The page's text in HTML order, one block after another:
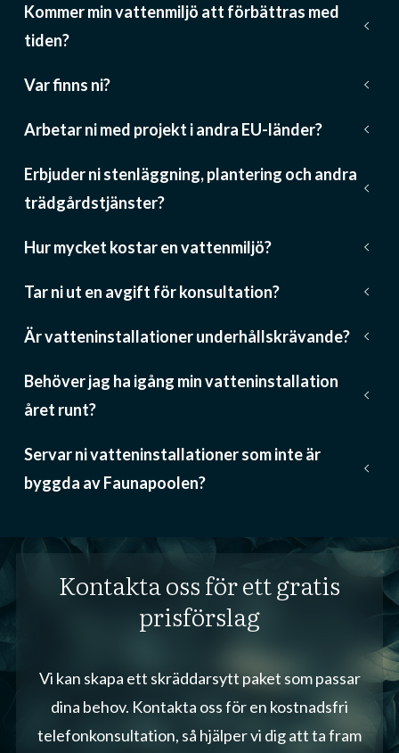
Kommer min vattenmiljö att förbättras med
tiden?
keyboard_arrow_down
Var finns ni? keyboard_arrow_down
Arbetar ni med projekt i andra EU-länder? keyboard_arrow_down
Erbjuder ni stenläggning, plantering och andra
trädgårdstjänster?
keyboard_arrow_down
Hur mycket kostar en vattenmiljö? keyboard_arrow_down
Tar ni ut en avgift för konsultation? keyboard_arrow_down
Är vatteninstallationer underhållskrävande? keyboard_arrow_down
Behöver jag ha igång min vatteninstallation
året runt?
keyboard_arrow_down
Servar ni vatteninstallationer som inte är
byggda av Faunapoolen?
keyboard_arrow_down
Kontakta oss för ett gratis
prisförslag
Vi kan skapa ett skräddarsytt paket som passar
dina behov. Kontakta oss för en kostnadsfri
telefonkonsultation, så hjälper vi dig att ta fram